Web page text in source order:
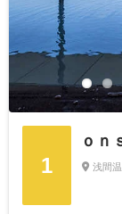
1
ｏ
浅間